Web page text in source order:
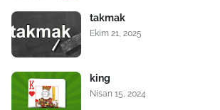
takmak
Ekim 21, 2025
king
Nisan 15, 2024